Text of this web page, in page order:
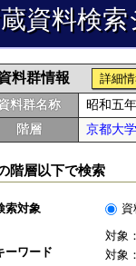
資料検
料群情報
詳細
料群名称
昭和五
階層
京都大
階層以下で検索
索対象 資
ーワード
対象
対象